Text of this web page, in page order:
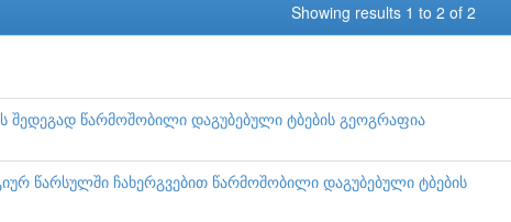
Showing results 1 to 2 of 2
შედეგად წარმოშობილი დაგუბებული ტბების გეოგრაფია
წარსულში ჩახერგვებით წარმოშობილი დაგუბებული ტბების